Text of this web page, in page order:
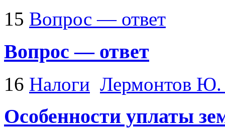
15 Вопрос — ответ
Вопрос — ответ
16 Налоги Лермонтов
Особенности уплаты